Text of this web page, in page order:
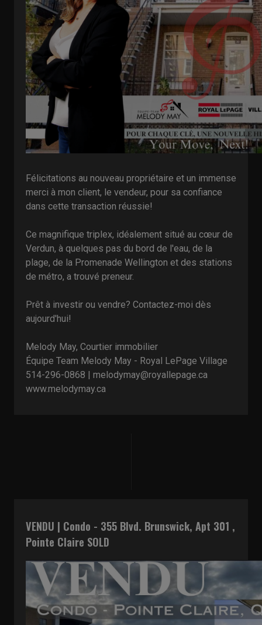
Félicitations au nouveau propriétaire et un immense
merci à mon client, le vendeur, pour sa confiance
dans cette transaction réussie!
Ce magnifique triplex, idéalement situé au cœur de
Verdun, à quelques pas du bord de l'eau, de la
plage, de la Promenade Wellington et des stations
de métro, a trouvé preneur.
Prêt à investir ou vendre? Contactez-moi dès
aujourd'hui!
Melody May, Courtier immobilier
Équipe Team Melody May - Royal LePage Village
514-296-0868 | melodymay@royallepage.ca
www.melodymay.ca
VENDU | Condo - 355 Blvd. Brunswick, Apt 301 ,
Pointe Claire SOLD